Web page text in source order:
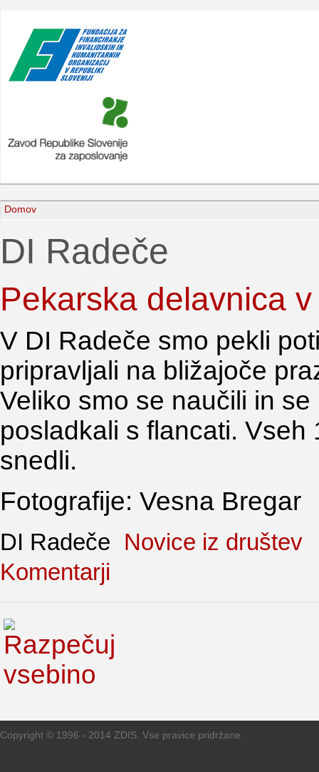
Domov
DI Radeče
Pekarska delavnica
V DI Radeče smo pekli
pripravljali na bližajoče
Veliko smo se naučili in
posladkali s flancati.
snedli.
Fotografije: Vesna Bregar
DI Radeče Novice iz društev
Komentarji
Copyright © 1996 - 2014 ZDIS. Vse pravice pridržane.